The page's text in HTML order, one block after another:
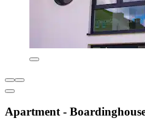
Apartment -